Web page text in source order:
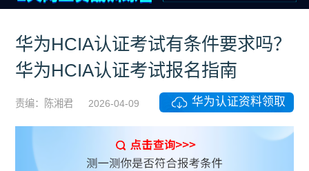
华为HCIA认证考试有条件要求吗？
华为HCIA认证考试报名指南
责编：陈湘君 2026-04-09 华为认证资料领取